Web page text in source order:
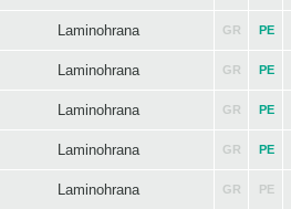
Laminohrana GR PE
Laminohrana GR PE
Laminohrana GR PE
Laminohrana GR PE
Laminohrana GR PE